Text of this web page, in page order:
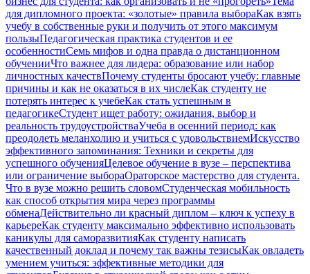
для дипломного проекта: «золотые» правила выбораКак взять
учебу в собственные руки и получить от этого максимум
пользыПедагогическая практика студентов и ее
особенностиСемь мифов и одна правда о дистанционном
обученииЧто важнее для лидера: образование или набор
личностных качествПочему студенты бросают учебу: главные
причины и как не оказаться в их числеКак студенту не
потерять интерес к учебеКак стать успешным в
педагогикеСтудент ищет работу: ожидания, выбор и
реальность трудоустройстваУчеба в осенний период: как
преодолеть меланхолию и учиться с удовольствиемИскусство
эффективного запоминания: Техники и секреты для
успешного обученияЦелевое обучение в вузе – перспектива
или ограничение выбораОраторское мастерство для студента.
Что в вузе можно решить словомСтуденческая мобильность
как способ открытия мира через программы
обменаДействительно ли красный диплом – ключ к успеху в
карьереКак студенту максимально эффективно использовать
каникулы для саморазвитияКак студенту написать
качественный доклад и почему так важны тезисыКак овладеть
умением учиться: эффективные методики для